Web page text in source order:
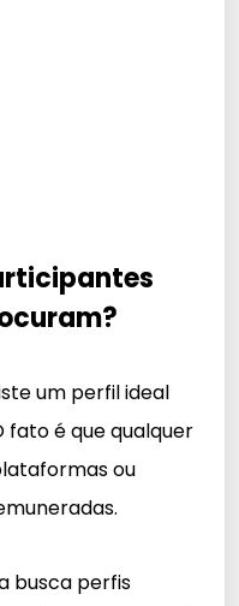
um perfil ideal
fato é que qualquer
ou
busca perfis